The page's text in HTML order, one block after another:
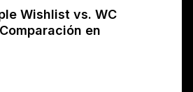
Wishlist vs. WC
en